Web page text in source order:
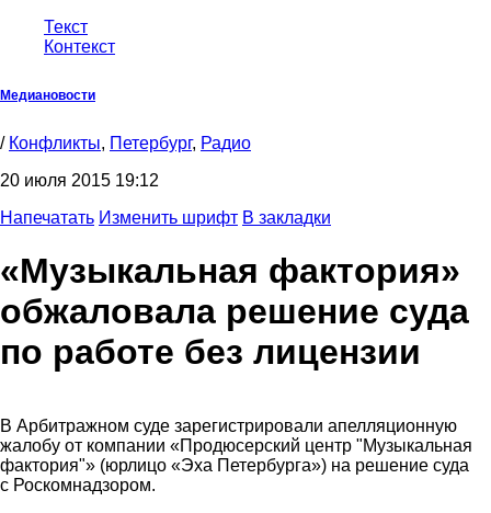
Текст
Контекст
Медиановости
/ Конфликты, Петербург, Радио
20 июля 2015 19:12
Напечатать Изменить шрифт В закладки
«Музыкальная фактория»
обжаловала решение суда
по работе без лицензии
В Арбитражном суде зарегистрировали апелляционную
жалобу от компании «Продюсерский центр "Музыкальная
фактория"» (юрлицо «Эха Петербурга») на решение суда
с Роскомнадзором.